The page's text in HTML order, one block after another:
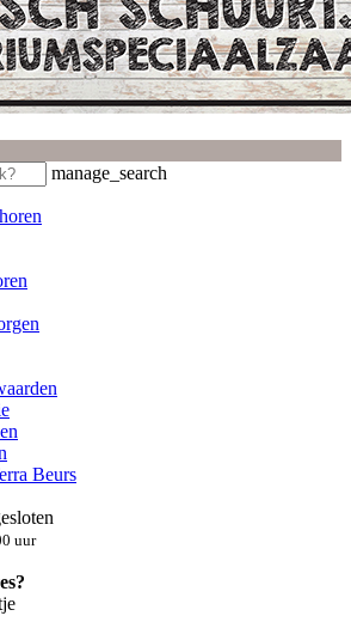
manage_search
Beurs
uur